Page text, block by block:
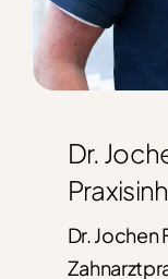
Dr.
Dr. Jochen